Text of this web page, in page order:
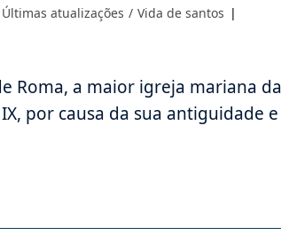
Últimas atualizações / Vida de santos
Roma, a maior igreja mariana da
por causa da sua antiguidade e